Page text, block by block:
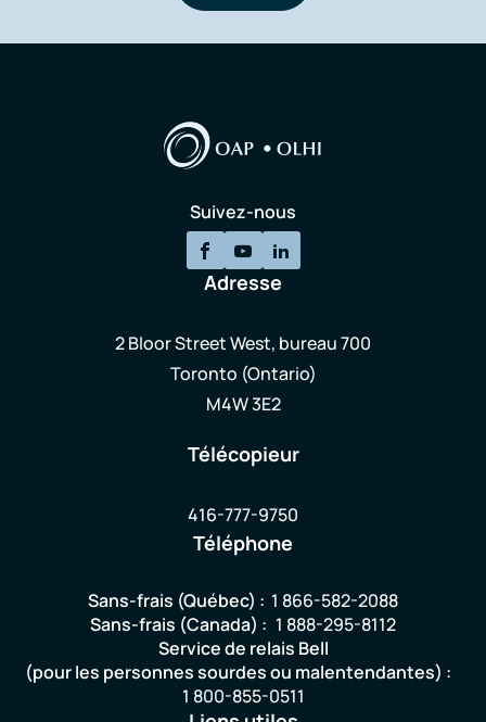
Suivez-nous
Adresse
2 Bloor Street West, bureau 700
Toronto (Ontario)
M4W 3E2
Télécopieur
416-777-9750
Téléphone
Sans-frais (Québec) : 1 866-582-2088
Sans-frais (Canada) : 1 888-295-8112
Service de relais Bell
(pour les personnes sourdes ou malentendantes) :
1 800-855-0511